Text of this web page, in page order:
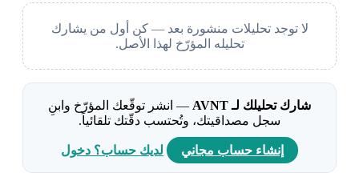
لا توجد تحليلات منشورة بعد — كن أول من يشارك
تحليله المؤرّخ لهذا الأصل.
شارك تحليلك لـ AVNT
— انشر توقّعك المؤرّخ وابنِ
سجل مصداقيتك، وتُحتسب دقّتك تلقائياً.
إنشاء حساب مجاني لديك حساب؟ دخول